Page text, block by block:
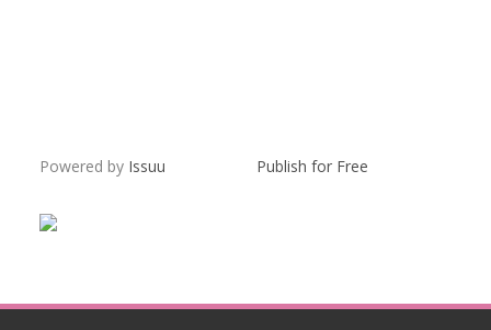
Powered by Issuu Publish for Free